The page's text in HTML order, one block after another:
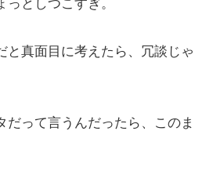
としつこすぎ。
と真面目に考えたら、冗談じゃ
だって言うんだったら、このま